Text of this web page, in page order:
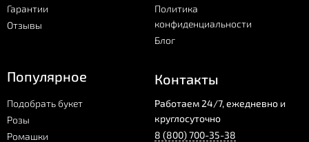
можно подарить на любое торжество. Особенно хороша
корзина для детского дня рождения. Это безопасная упаковка,
которую дети не разобьют и не испортят.
нашем магазине. Более 10 вариантов композиций доступны к
Гарантии
Отзывы
Политика
конфиденциальности
Блог
Популярное
Подобрать букет
Розы
Ромашки
Контакты
Работаем 24/7, ежедневно и
круглосуточно
8 (800) 700-35-38